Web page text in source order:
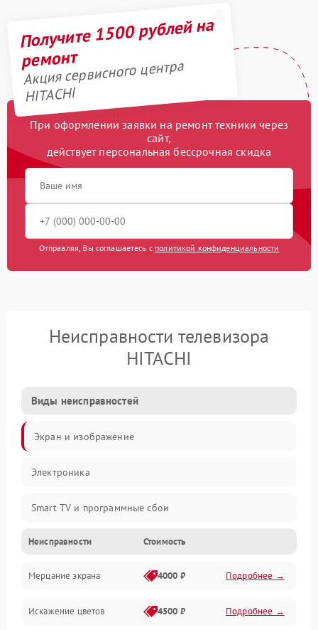
Получите 1500 рублей на
ремонт
Акция сервисного центра
HITACHI
При оформлении заявки на ремонт техники через
сайт,
действует персональная бессрочная скидка
Отправляя, Вы соглашаетесь с политикой конфиденциальности
Неисправности телевизора
HITACHI
Виды неисправностей
Экран и изображение
Электроника
Smart TV и программные сбои
Питание и запуск
Подсветка и LED-модули
Звук и аудиосистема
Неисправности Стоимость
Мерцание экрана 4000 ₽ Подробнее →
Искажение цветов 4500 ₽ Подробнее →